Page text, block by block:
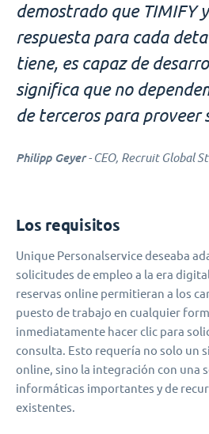
demostrado que TIMIFY
respuesta para cada
tiene, es capaz de
significa que no
de terceros para proveer
Philipp Geyer- CEO, Recruit Global
Los requisitos
Unique Personalservice deseaba
solicitudes de empleo a la era
reservas online permitieran a los
puesto de trabajo en cualquier
inmediatamente hacer clic para
consulta. Esto requería no solo un
online, sino la integración con una
informáticas importantes y de
existentes.